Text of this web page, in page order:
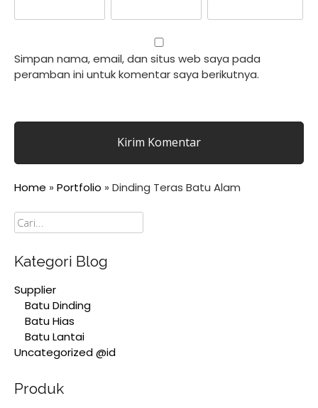
Simpan nama, email, dan situs web saya pada
peramban ini untuk komentar saya berikutnya.
Home » Portfolio » Dinding Teras Batu Alam
Cari
Kategori Blog
Supplier
Batu Dinding
Batu Hias
Batu Lantai
Uncategorized @id
Produk